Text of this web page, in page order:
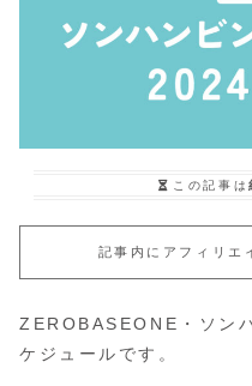
この記事は
記事内にアフィリエ
ZEROBASEONE・ソン
ケジュールです。